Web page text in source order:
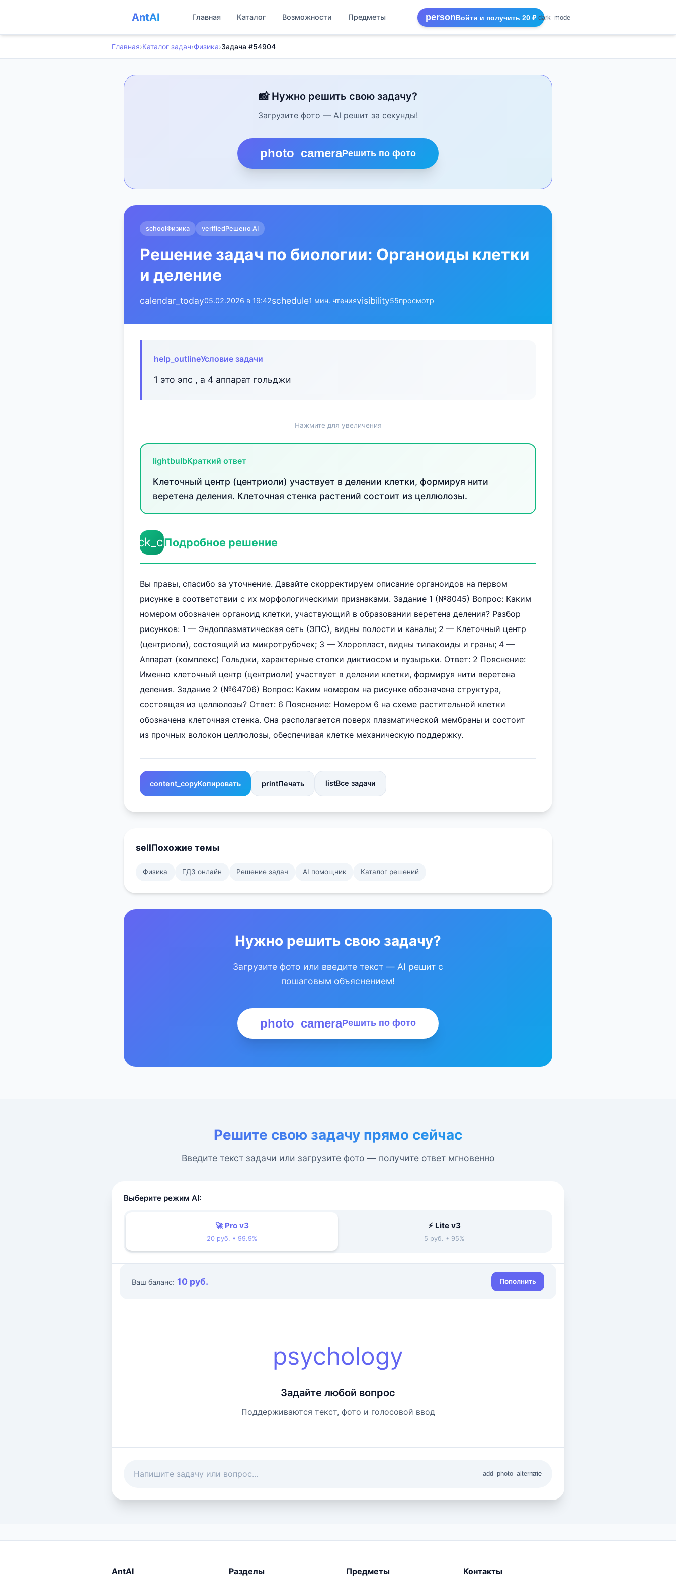
AntAI Главная Каталог Возможности Предметы personВойти и получить 20 ₽ dark_mode
Главная›Каталог задач›Физика›Задача #54904
📸 Нужно решить свою задачу?
Загрузите фото — AI решит за секунды!
photo_cameraРешить по фото
schoolФизика verifiedРешено AI
Решение задач по биологии: Органоиды клетки
и деление
calendar_today05.02.2026 в 19:42schedule1 мин. чтенияvisibility55просмотр
help_outlineУсловие задачи
1 это эпс , а 4 аппарат гольджи
Нажмите для увеличения
lightbulbКраткий ответ
Клеточный центр (центриоли) участвует в делении клетки, формируя нити
веретена деления. Клеточная стенка растений состоит из целлюлозы.
check_circleПодробное решение
Вы правы, спасибо за уточнение. Давайте скорректируем описание органоидов на первом
рисунке в соответствии с их морфологическими признаками. Задание 1 (№8045) Вопрос: Каким
номером обозначен органоид клетки, участвующий в образовании веретена деления? Разбор
рисунков: 1 — Эндоплазматическая сеть (ЭПС), видны полости и каналы; 2 — Клеточный центр
(центриоли), состоящий из микротрубочек; 3 — Хлоропласт, видны тилакоиды и граны; 4 —
Аппарат (комплекс) Гольджи, характерные стопки диктиосом и пузырьки. Ответ: 2 Пояснение:
Именно клеточный центр (центриоли) участвует в делении клетки, формируя нити веретена
деления. Задание 2 (№64706) Вопрос: Каким номером на рисунке обозначена структура,
состоящая из целлюлозы? Ответ: 6 Пояснение: Номером 6 на схеме растительной клетки
обозначена клеточная стенка. Она располагается поверх плазматической мембраны и состоит
из прочных волокон целлюлозы, обеспечивая клетке механическую поддержку.
content_copyКопировать printПечать listВсе задачи
sellПохожие темы
Физика ГДЗ онлайн Решение задач AI помощник Каталог решений
Нужно решить свою задачу?
Загрузите фото или введите текст — AI решит с
пошаговым объяснением!
photo_cameraРешить по фото
Решите свою задачу прямо сейчас
Введите текст задачи или загрузите фото — получите ответ мгновенно
Выберите режим AI:
🚀 Pro v3
20 руб. • 99.9%
⚡ Lite v3
5 руб. • 95%
Ваш баланс: 10 руб. Пополнить
psychology
Задайте любой вопрос
Поддерживаются текст, фото и голосовой ввод
add_photo_alternate
mic
AntAI Разделы Предметы Контакты